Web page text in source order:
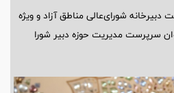
شورای‌عالی مناطق آزاد و‌ ویژه
سرپرست مدیریت حوزه دبیر شورا